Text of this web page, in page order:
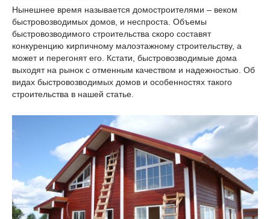
Нынешнее время называется домостроителями – веком
быстровозводимых домов, и неспроста. Объемы
быстровозводимого строительства скоро составят
конкуренцию кирпичному малоэтажному строительству, а
может и перегонят его. Кстати, быстровозводимые дома
выходят на рынок с отменным качеством и надежностью. Об
видах быстровозводимых домов и особенностях такого
строительства в нашей статье.